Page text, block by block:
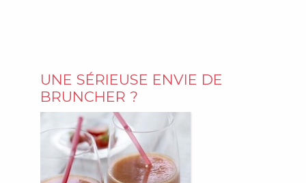
UNE SÉRIEUSE ENVIE DE
BRUNCHER ?